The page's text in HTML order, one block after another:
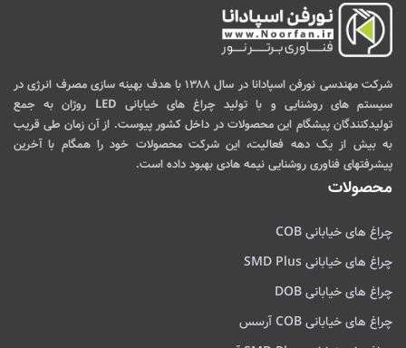
شرکت مهندسی نورفن اسپادانا در سال ۱۳۸۸ با هدف بهینه سازی مصرف انرژی در
سیستم های روشنایی و با تولید چراغ های خیابانی LED روژان به جمع
تولیدکنندگان پیشگام این محصولات در داخل کشور پیوست. از آن زمان طی قریب
به بیش از یک دهه فعالیت، این شرکت محصولات خود را همگام با آخرین
پیشرفتهای فناوری روشنایی نیمه هادی بهبود داده است.
محصولات
چراغ های خیابانی COB
چراغ های خیابانی SMD Plus
چراغ های خیابانی DOB
چراغ های خیابانی COB آرسس